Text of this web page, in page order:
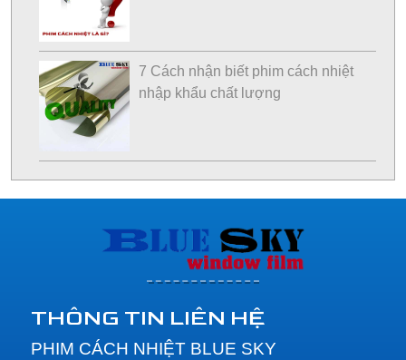
7 Cách nhận biết phim cách nhiệt
nhập khẩu chất lượng
THÔNG TIN LIÊN HỆ
PHIM CÁCH NHIỆT BLUE SKY